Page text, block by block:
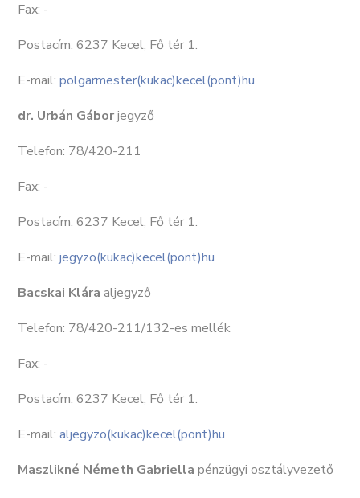
Fax: -
Postacím: 6237 Kecel, Fő tér 1.
E-mail: polgarmester(kukac)kecel(pont)hu
dr. Urbán Gáborjegyző
Telefon: 78/420-211
Fax: -
Postacím: 6237 Kecel, Fő tér 1.
E-mail: jegyzo(kukac)kecel(pont)hu
Bacskai Klára aljegyző
Telefon: 78/420-211/132-es mellék
Fax: -
Postacím: 6237 Kecel, Fő tér 1.
E-mail: aljegyzo(kukac)kecel(pont)hu
Maszlikné Németh Gabriella pénzügyi osztályvezető